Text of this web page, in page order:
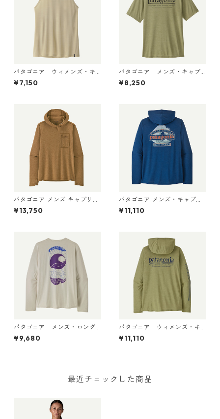
パタゴニア ウィメンズ・キ
ャプリーン・クール・ウルト
ラ・タンク Pumice - Dyno W
¥7,150
パタゴニア メンズ・キャプ
リーン・クール・デイリー・
シャツ（ハット・トリッパ
04 日本正規品
¥8,250
パタゴニア メンズ キャプリー
ン クール サン フーディ クラ
ウド クラッグ クレスト 4493
¥13,750
パタゴニア メンズ・キャプリ
ーン・クール・デイリー・フ
ーディ（グレート・ウェーブ
¥11,110
パタゴニア メンズ・ロング
スリーブ・キャプリーン・ク
ール・デイリー・シャツ（パ
¥9,680
パタゴニア ウィメンズ・キ
ャプリーン・クール・デイリ
ー・フーディ（ハット・トリ
¥11,110
最近チェックした商品